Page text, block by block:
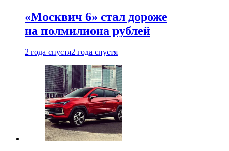
«Москвич 6» стал дороже
на полмилиона рублей
2 года спустя2 года спустя